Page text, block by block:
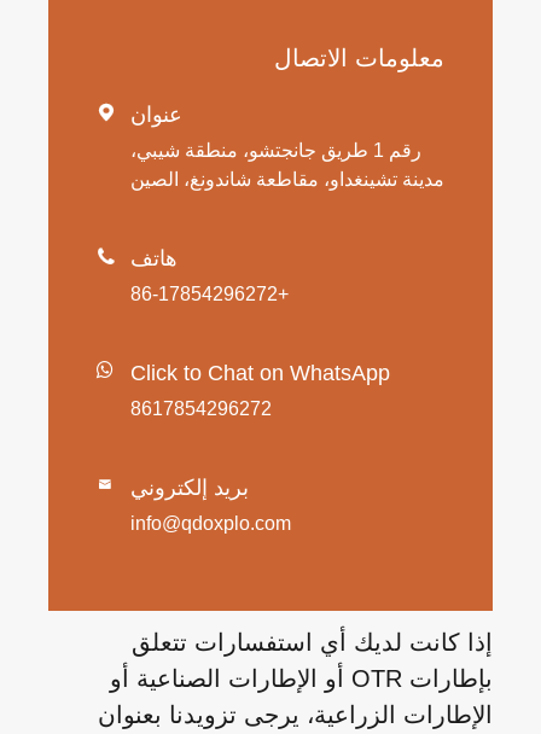
معلومات الاتصال
 عنوان
رقم 1 طريق جانجتشو، منطقة شيبي،
مدينة تشينغداو، مقاطعة شاندونغ، الصين
 هاتف
+86-17854296272
Click to Chat on WhatsApp
8617854296272
 بريد إلكتروني
info@qdoxplo.com
إذا كانت لديك أي استفسارات تتعلق
بإطارات OTR أو الإطارات الصناعية أو
الإطارات الزراعية، يرجى تزويدنا بعنوان